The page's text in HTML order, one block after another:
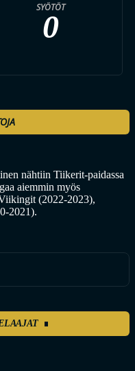
SYÖTÖT
0
nähtiin Tiikerit-paidassa
aiemmin myös
(2022-2023),
2021).